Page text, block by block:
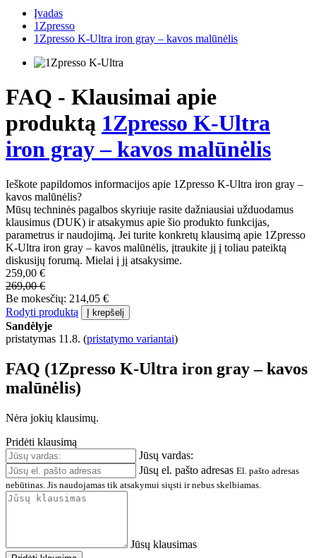
Įvadas
1Zpresso
1Zpresso K-Ultra iron gray – kavos malūnėlis
FAQ - Klausimai apie
produktą 1Zpresso K-Ultra
iron gray – kavos malūnėlis
Ieškote papildomos informacijos apie 1Zpresso K-Ultra iron gray –
kavos malūnėlis?
Mūsų techninės pagalbos skyriuje rasite dažniausiai užduodamus
klausimus (DUK) ir atsakymus apie šio produkto funkcijas,
parametrus ir naudojimą. Jei turite konkretų klausimą apie 1Zpresso
K-Ultra iron gray – kavos malūnėlis, įtraukite jį į toliau pateiktą
diskusijų forumą. Mielai į jį atsakysime.
259,00 €
269,00 €
Be mokesčių: 214,05 €
Rodyti produktą
Į krepšelį
Sandėlyje
pristatymas 11.8. (pristatymo variantai)
FAQ (1Zpresso K-Ultra iron gray – kavos
malūnėlis)
Nėra jokių klausimų.
Pridėti klausimą
Jūsų vardas:
Jūsų el. pašto adresas El. pašto adresas
nebūtinas. Jis naudojamas tik atsakymui siųsti ir nebus skelbiamas.
Jūsų klausimas